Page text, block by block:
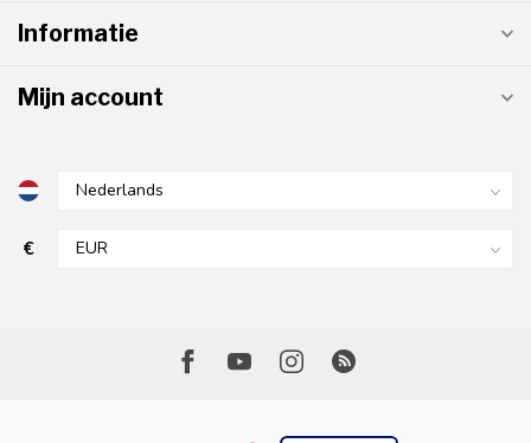
Informatie
Mijn account
€